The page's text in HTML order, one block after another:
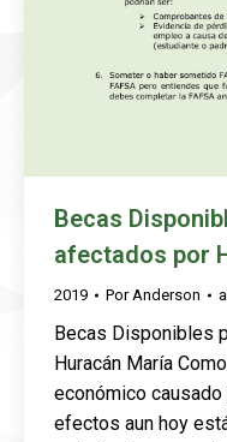
Becas
afectados por
2019 Por Anderson
Becas Disponibles
Huracán María
económico causado
efectos aun hoy